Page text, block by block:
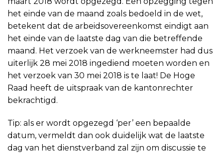
het einde van de maand zoals bedoeld in de wet,
betekent dat de arbeidsovereenkomst eindigt aan
het einde van de laatste dag van die betreffende
maand. Het verzoek van de werkneemster had dus
uiterlijk 28 mei 2018 ingediend moeten worden en
het verzoek van 30 mei 2018 is te laat! De Hoge
Raad heeft de uitspraak van de kantonrechter
bekrachtigd.
Tip: als er wordt opgezegd ‘per’ een bepaalde
datum, vermeldt dan ook duidelijk wat de laatste
dag van het dienstverband zal zijn om discussie te